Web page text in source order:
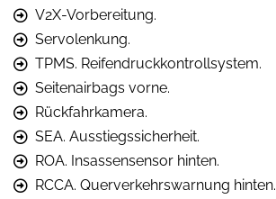
V2X-Vorbereitung.
Servolenkung.
TPMS. Reifendruckkontrollsystem.
Seitenairbags vorne.
Rückfahrkamera.
SEA. Ausstiegssicherheit.
ROA. Insassensensor hinten.
RCCA. Querverkehrswarnung hinten.